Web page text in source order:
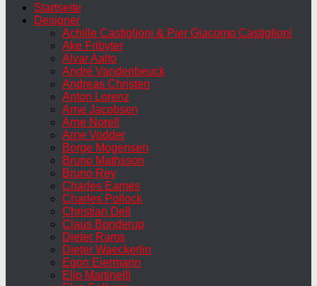
Startseite
Designer
Achille Castiglioni & Pier Giacomo Castiglioni
Ake Fribyter
Alvar Aalto
André Vandenbeuck
Andreas Christen
Anton Lorenz
Arne Jacobsen
Arne Norell
Arne Vodder
Borge Mogensen
Bruno Mathsson
Bruno Rey
Charles Eames
Charles Pollock
Christian Dell
Claus Bonderup
Dieter Rams
Dieter Waeckerlin
Egon Eiermann
Elio Martinelli